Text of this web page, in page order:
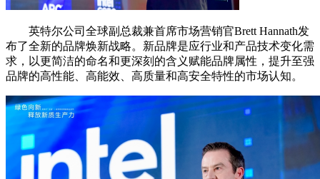
英特尔公司全球副总裁兼首席市场营销官Brett Hannath发
布了全新的品牌焕新战略。新品牌是应行业和产品技术变化需
求，以更简洁的命名和更深刻的含义赋能品牌属性，提升至强
品牌的高性能、高能效、高质量和高安全特性的市场认知。